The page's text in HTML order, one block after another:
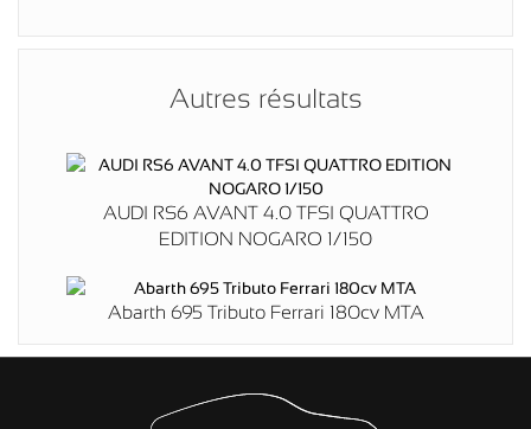
Autres résultats
AUDI RS6 AVANT 4.0 TFSI QUATTRO
EDITION NOGARO 1/150
Abarth 695 Tributo Ferrari 180cv MTA